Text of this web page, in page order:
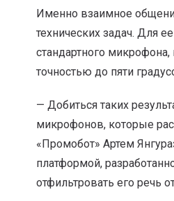
Именно взаимное
технических задач. Для
стандартного
точностью до пяти
— Добиться таких
микрофонов, которые
«Промобот» Артем
платформой,
отфильтровать его речь